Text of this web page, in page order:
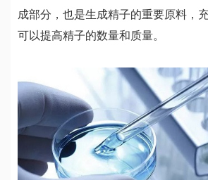
成部分，也是生成精子的重要原料，
可以提高精子的数量和质量。